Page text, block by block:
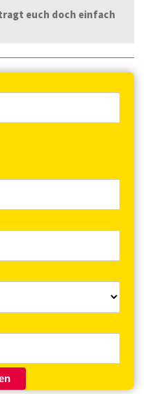
euch doch einfach